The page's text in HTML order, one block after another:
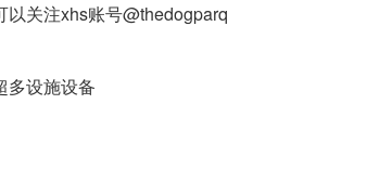
关注xhs账号@thedogparq
多设施设备